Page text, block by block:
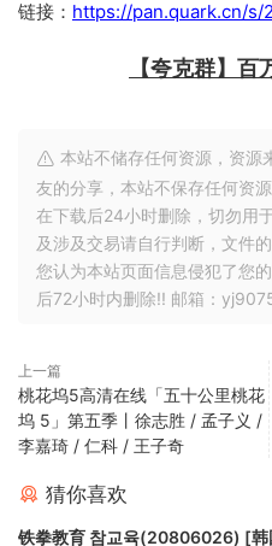
链接： https://pan.quark.cn/s/
【夸克群】
本站不储存任何资源，资源
友的分享，本站不保存任何资
在下载后24小时删除，切勿用
及涉及交易请自行判断，文件
您认为本站页面信息侵犯了您
后72小时内删除!! 邮箱：
上一篇
桃花坞5高清在线「五十公里桃花
坞 5」第五季丨徐志胜 / 孟子义 /
李嘉琦 / 仁科 / 王子奇
猜你喜欢
铁拳教育 참교육(20806026) [